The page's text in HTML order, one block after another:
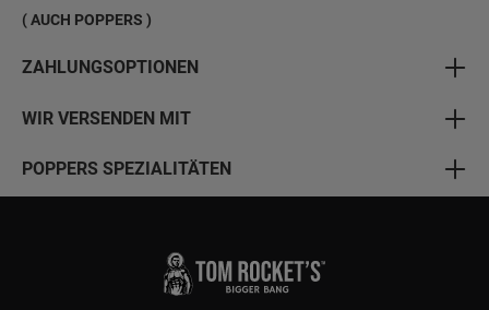
( AUCH POPPERS )
ZAHLUNGSOPTIONEN
WIR VERSENDEN MIT
POPPERS SPEZIALITÄTEN